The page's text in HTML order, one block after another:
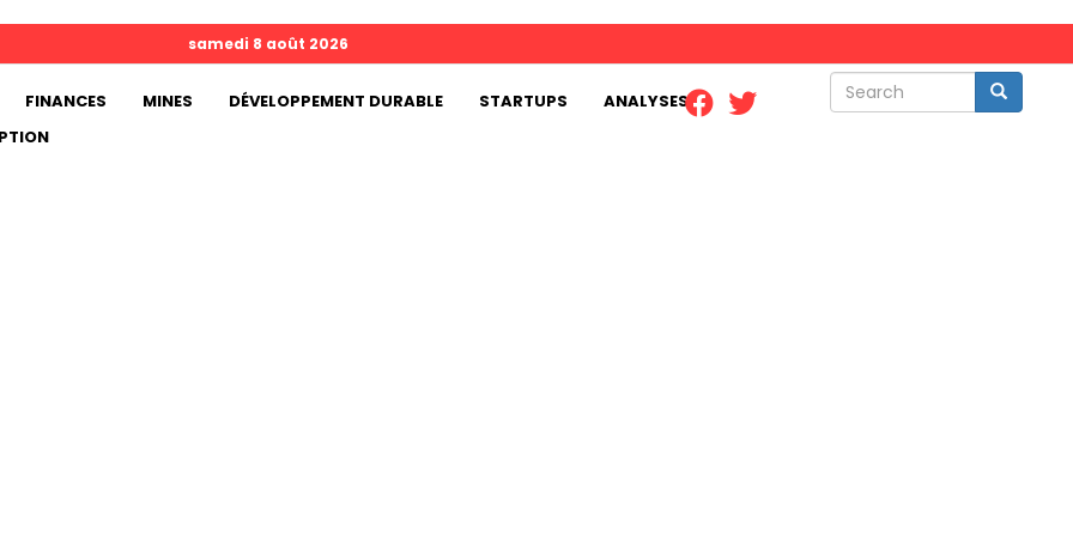
Search Search
samedi 8 août 2026
FINANCES MINES DÉVELOPPEMENT DURABLE STARTUPS
ANALYSES